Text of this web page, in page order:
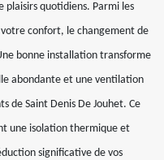
plaisirs quotidiens. Parmi les
confort, le changement de
bonne installation transforme
abondante et une ventilation
de Saint Denis De Jouhet. Ce
une isolation thermique et
significative de vos